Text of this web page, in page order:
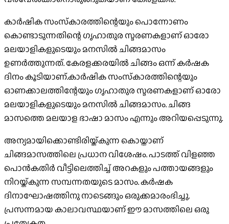
കാർഷിക സംസ്‌കാരത്തിന്റെയും പൊന്നോണം
കൊണ്ടാടുന്നതിന്റെ ഗൃഹാതുര സ്മരണകളാണ് ഓരോ
മലയാളികളുടെയും മനസിൽ ചിങ്ങമാസം
ഉണർത്തുന്നത്. കേരളക്കരയിൽ ചിങ്ങം ഒന്ന് കർഷക
ദിനം കൂടിയാണ്.കാർഷിക സംസ്‌കാരത്തിന്റെയും
ഓണക്കാലത്തിന്റേയും ഗൃഹാതുര സ്മരണകളാണ് ഓരോ
മലയാളികളുടെയും മനസിൽ ചിങ്ങമാസം. ചിങ്ങ
മാസത്തെ മലയാള ഭാഷാ മാസം എന്നും അറിയപ്പെടുന്നു.
അന്യമായിക്കൊണ്ടിരിയ്ക്കുന്ന കൊയ്താണ്
ചിങ്ങമാസത്തിലെ പ്രധാന വിശേഷം. പാടത്ത് വിളഞ്ഞ
പൊൻകതിർ വീട്ടിലെത്തിച്ച് അറകളും പത്തായങ്ങളും
നിറയ്ക്കുന്ന സമ്പന്നതയുടെ മാസം. കർഷക
ദിനാഘോഷത്തിനു നാടെങ്ങും ഒരുക്കമാരംഭിച്ചു.
പ്രസന്നമായ കാലാവസ്ഥയാണ് ഈ മാസത്തിലെ ഒരു